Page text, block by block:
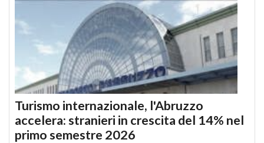
Turismo internazionale, l'Abruzzo
accelera: stranieri in crescita del 14% nel
primo semestre 2026